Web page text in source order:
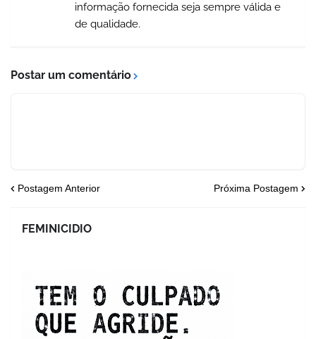
informação fornecida seja sempre válida e
de qualidade.
Postar um comentário
Postagem Anterior Próxima Postagem
FEMINICIDIO